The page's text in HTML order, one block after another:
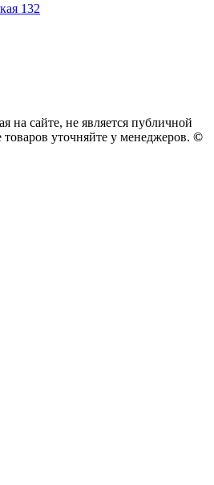
132
на сайте, не является публичной
уточняйте у менеджеров. ©